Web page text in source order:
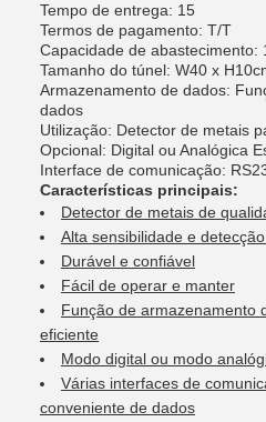
Tempo de entrega: 15
Termos de pagamento: T/T
Capacidade de abastecimento:
Tamanho do túnel: W40 x
Armazenamento de dados:
dados
Utilização: Detector de metais
Opcional: Digital ou Analógica
Interface de comunicação:
Características principais:
Detector de metais de
Alta sensibilidade e
Durável e confiável
Fácil de operar e manter
Função de armazenamento
eficiente
Modo digital ou modo
Várias interfaces de
conveniente de dados